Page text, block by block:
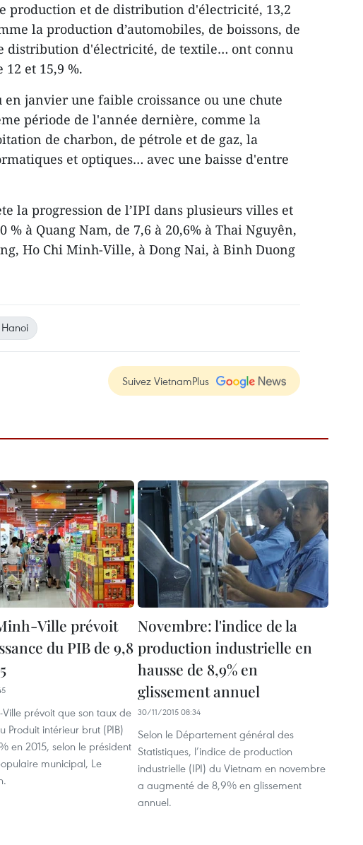
production et de distribution d'électricité, 13,2
la production d’automobiles, de boissons, de
distribution d'électricité, de textile… ont connu
et 15,9 %.
en janvier une faible croissance ou une chute
période de l'année dernière, comme la
de charbon, de pétrole et de gaz, la
et optiques… avec une baisse d'entre
la progression de l’IPI dans plusieurs villes et
à Quang Nam, de 7,6 à 20,6% à Thai Nguyên,
Ho Chi Minh-Ville, à Dong Nai, à Binh Duong
Hanoi
Suivez VietnamPlus
Ville prévoit
du PIB de 9,8
prévoit que son taux de
Produit intérieur brut (PIB)
en 2015, selon le président
municipal, Le
Novembre: l'indice de la
production industrielle en
hausse de 8,9% en
glissement annuel
30/11/2015 08:34
Selon le Département général des
Statistiques, l’indice de production
industrielle (IPI) du Vietnam en novembre
a augmenté de 8,9% en glissement
annuel.